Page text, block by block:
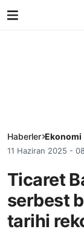
Haberler Ekonomi
11 Haziran 2025 -
Ticaret
serbest
tarihi